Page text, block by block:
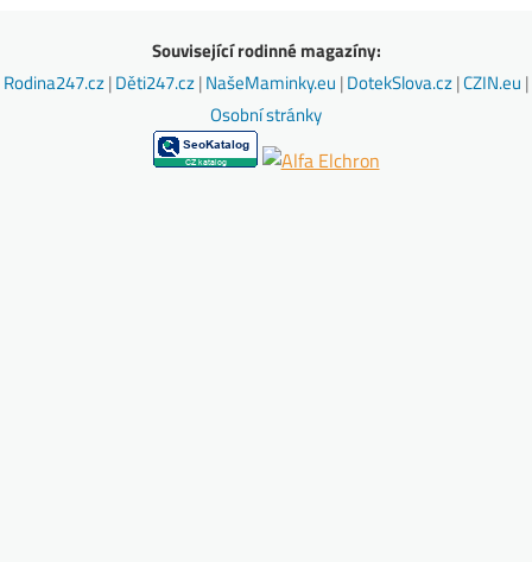
Související rodinné magazíny:
Rodina247.cz|Děti247.cz|NašeMaminky.eu |DotekSlova.cz|CZIN.eu |
Osobní stránky